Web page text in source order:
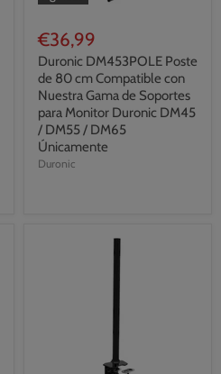
€36,99
Duronic DM453POLE Poste
de 80 cm Compatible con
Nuestra Gama de Soportes
para Monitor Duronic DM45
/ DM55 / DM65
Únicamente
Duronic